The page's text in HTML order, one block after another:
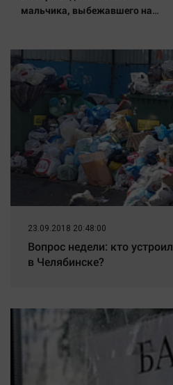
мальчика, выбежавшего на
Afanasy.biz – Тверские
новости. Новости Твери.
23.09.2018 20:48:00
Вопрос недели: кто
в Челябинске?